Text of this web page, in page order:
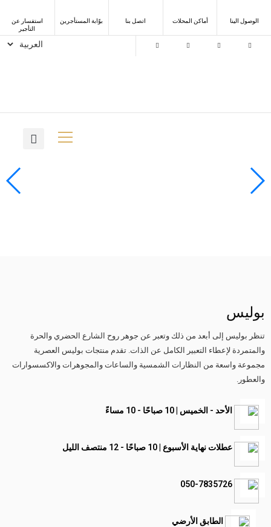
الوصول الينا أماكن المحلات اتصل بنا ﺑﻮّاﺑﺔ اﻟﻤﺴﺘﺄﺟﺮﻳﻦ
استفسار عن
التأجير
بوليس
تنظر بوليس إلى أبعد من ذلك وتعبر عن جوهر روح الشارع الحضري والحرة
والمتمردة لإعطاء التعبير الكامل عن الذات. تقدم منتجات بوليس العصرية
مجموعة واسعة من النظارات الشمسية والساعات والمجوهرات والاكسسوارات
والعطور.
الأحد - الخميس | 10 صباحًا - 10 مساءً
عطلات نهاية الأسبوع | 10 صباحًا - 12 منتصف الليل
الطابق الأرضي